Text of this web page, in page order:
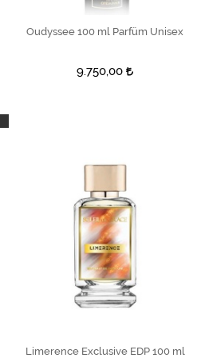
SEPETE EKLE
Oudyssee 100 ml Parfüm Unisex
9.750,00
SEPETE EKLE
Limerence Exclusive EDP 100 ml